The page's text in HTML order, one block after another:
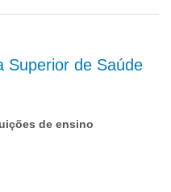
Superior de Saúde
de ensino